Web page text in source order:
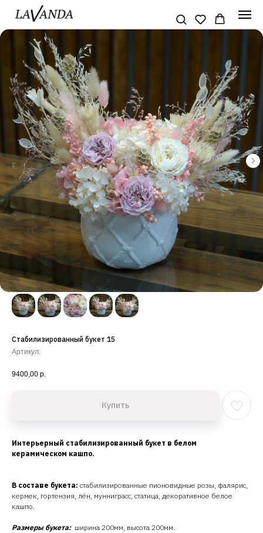
Стабилизированный букет 15
Артикул:
9400,00 р.
Купить
Интерьерный стабилизированный букет в белом
керамическом кашпо.
В составе букета: стабилизированные пионовидные розы, фалярис,
кермек, гортензия, лён, мунниграсс, статица, декоративное белое
кашпо.
Размеры букета:ширина 200мм, высота 200мм.